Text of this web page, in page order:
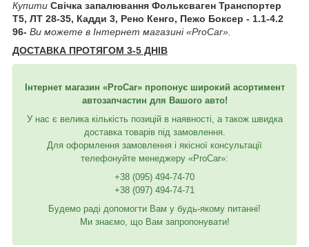
Купити Свічка запалювання Фольксваген Транспортер
Т5, ЛТ 28-35, Кадди 3, Рено Кенго, Пежо Боксер - 1.1-4.2
96- Ви можете в Інтернет магазині «ProCar».
ДОСТАВКА ПРОТЯГОМ 3-5 ДНІВ
Інтернет магазин «ProCar» пропонує широкий асортимент
автозапчастин для Вашого авто!
У нас є велика кількість позицій в наявності, а також швидка
доставка товарів під замовлення.
Для оформлення замовлення і якісної консультації
телефонуйте менеджеру «ProCar»:
+38 (095) 494-74-70
+38 (097) 494-74-71
Будемо раді допомогти Вам у будь-якому питанні!
Ми знаємо, що Вам запропонувати!